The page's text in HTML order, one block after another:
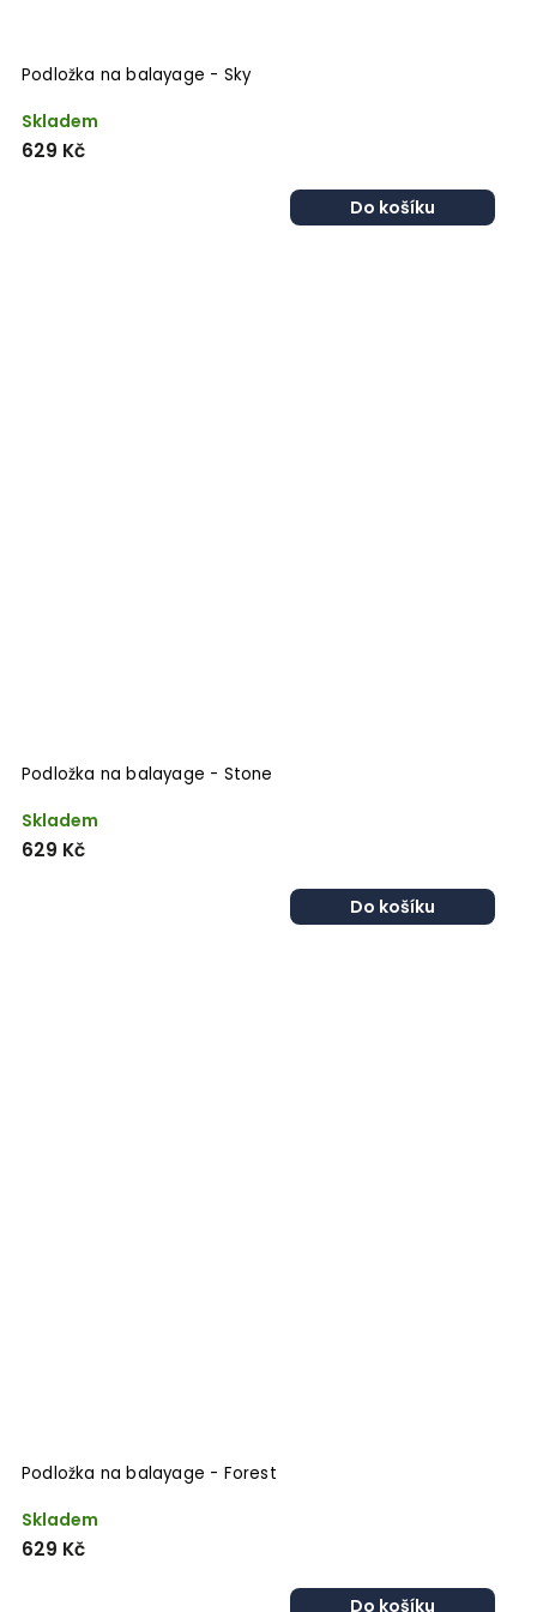
Podložka na balayage - Sky
Skladem
629 Kč
Do košíku
Podložka na balayage - Stone
Skladem
629 Kč
Do košíku
Podložka na balayage - Forest
Skladem
629 Kč
Do košíku